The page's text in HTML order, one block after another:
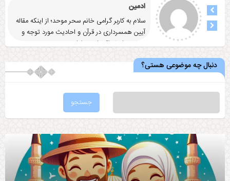
ادمین
سلام به کاربر گرامی خانم سحر موحد؛ از اینکه مقاله
آيين همسرداری در قرآن و احاديث مورد توجه و
رضایت شما واقع شد
... ادامه
دنبال چه موضوعی هستی؟